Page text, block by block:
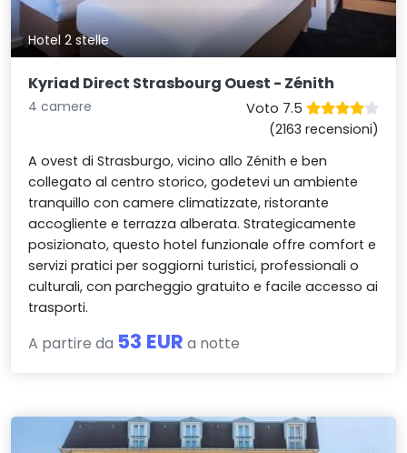
Hotel 2 stelle
Kyriad Direct Strasbourg Ouest - Zénith
4 camere
Voto 7.5
(2163 recensioni)
A ovest di Strasburgo, vicino allo Zénith e ben
collegato al centro storico, godetevi un ambiente
tranquillo con camere climatizzate, ristorante
accogliente e terrazza alberata. Strategicamente
posizionato, questo hotel funzionale offre comfort e
servizi pratici per soggiorni turistici, professionali o
culturali, con parcheggio gratuito e facile accesso ai
trasporti.
A partire da 53 EUR a notte